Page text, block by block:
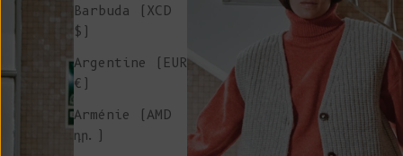
Barbuda (XCD
$)
Argentine (EUR
€)
Arménie (AMD
դր.)